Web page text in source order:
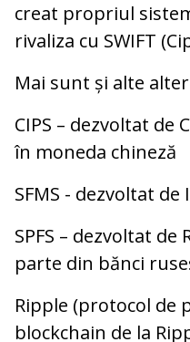
creat propriul
rivaliza cu SWIFT
Mai sunt și alte
CIPS – dezvoltat
în moneda chineză
SFMS - dezvoltat de
SPFS – dezvoltat
parte din bănci
Ripple (protocol de
blockchain de la